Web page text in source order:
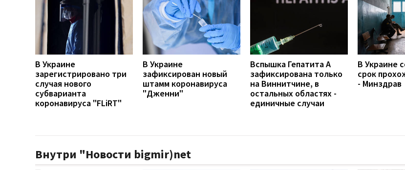
В Украине
зарегистрировано три
случая нового
субварианта
коронавируса "FLiRT"
В Украине
зафиксирован новый
штамм коронавируса
"Дженни"
Вспышка Гепатита А
зафиксирована только
на Виннитчине, в
остальных областях -
единичные случаи
В Украине
срок
- Минздрав
Внутри "Новости bigmir)net